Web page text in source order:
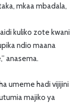
mkaa mbadala,
kuliko zote kwani
ndio maana
anasema.
umeme hadi vijijini
majiko ya